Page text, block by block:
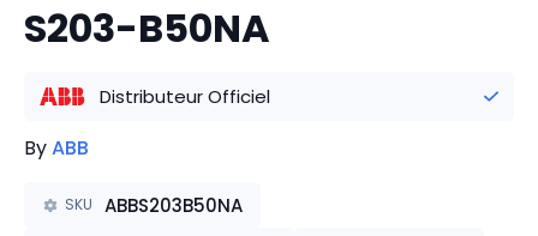
S203-B50NA
Distributeur Officiel
ByABB
SKU ABBS203B50NA